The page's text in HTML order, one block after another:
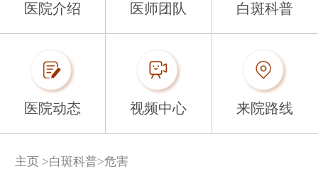
医院介绍 医师团队 白斑科普
医院动态 视频中心 来院路线
主页 >白斑科普>危害